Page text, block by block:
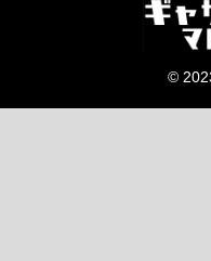
©